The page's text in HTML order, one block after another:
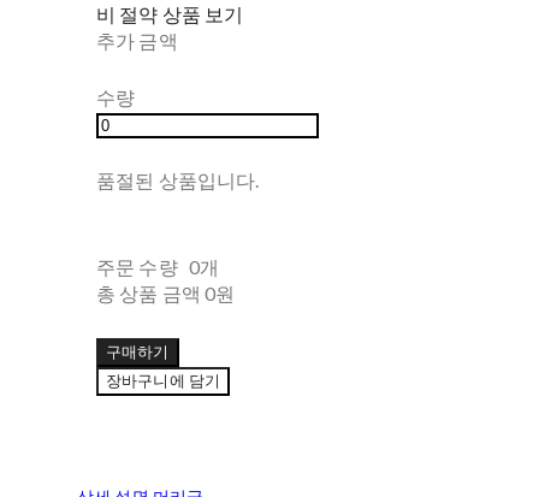
비 절약 상품 보기
추가 금액
수량
품절된 상품입니다.
주문 수량 0개
총 상품 금액 0원
구매하기
장바구니에 담기